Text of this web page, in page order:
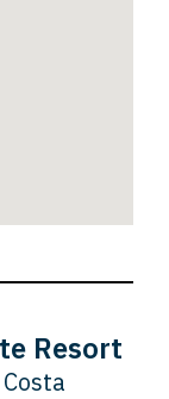
Resort